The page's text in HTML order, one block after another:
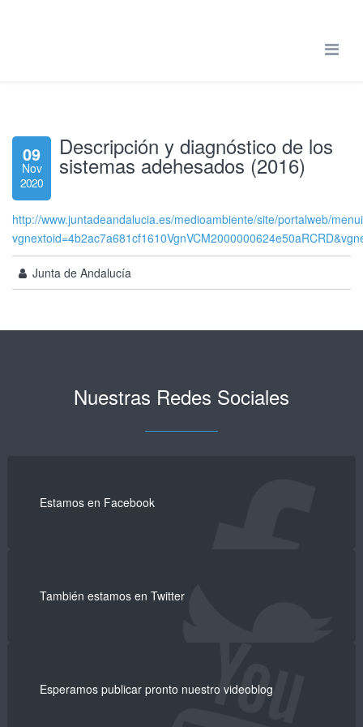
09
Nov
2020
Descripción y diagnóstico de los
sistemas adehesados (2016)
http://www.juntadeandalucia.es/medioambiente/site/portalweb/
Junta de Andalucía
Nuestras Redes Sociales
Estamos en Facebook
También estamos en Twitter
Esperamos publicar pronto nuestro videoblog